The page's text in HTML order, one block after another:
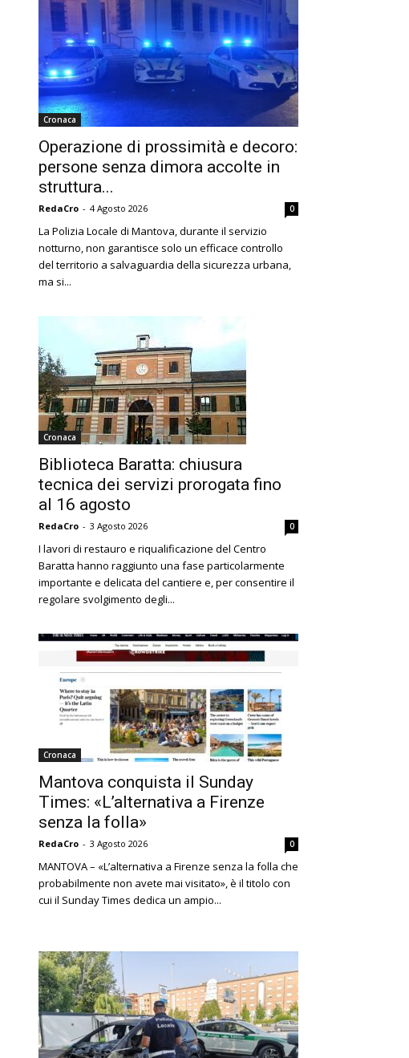
Cronaca
Operazione di prossimità e decoro:
persone senza dimora accolte in
struttura...
RedaCro - 4 Agosto 2026 0
La Polizia Locale di Mantova, durante il servizio
notturno, non garantisce solo un efficace controllo
del territorio a salvaguardia della sicurezza urbana,
ma si...
Cronaca
Biblioteca Baratta: chiusura
tecnica dei servizi prorogata fino
al 16 agosto
RedaCro - 3 Agosto 2026 0
I lavori di restauro e riqualificazione del Centro
Baratta hanno raggiunto una fase particolarmente
importante e delicata del cantiere e, per consentire il
regolare svolgimento degli...
Cronaca
Mantova conquista il Sunday
Times: «L’alternativa a Firenze
senza la folla»
RedaCro - 3 Agosto 2026 0
MANTOVA – «L’alternativa a Firenze senza la folla che
probabilmente non avete mai visitato», è il titolo con
cui il Sunday Times dedica un ampio...